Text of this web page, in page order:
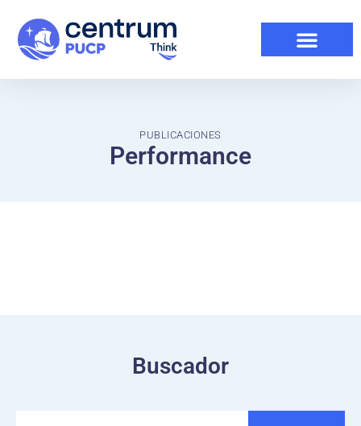
PUBLICACIONES
Performance
Buscador